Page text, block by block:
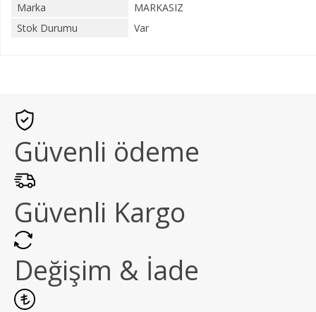
Marka
MARKASIZ
Stok Durumu
Var
Güvenli ödeme
Güvenli Kargo
Değişim & İade